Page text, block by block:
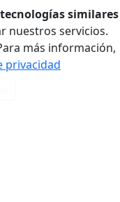
similares
nuestros servicios.
más información,
privacidad